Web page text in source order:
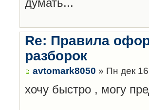
Re: Правила
разборок
avtomark8050 » Пн дек
хочу быстро , могу